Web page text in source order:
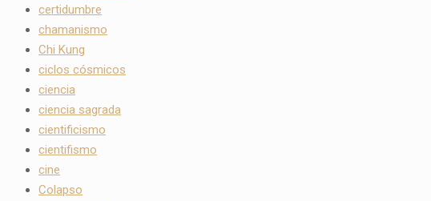
certidumbre
chamanismo
Chi Kung
ciclos cósmicos
ciencia
ciencia sagrada
cientificismo
cientifismo
cine
Colapso